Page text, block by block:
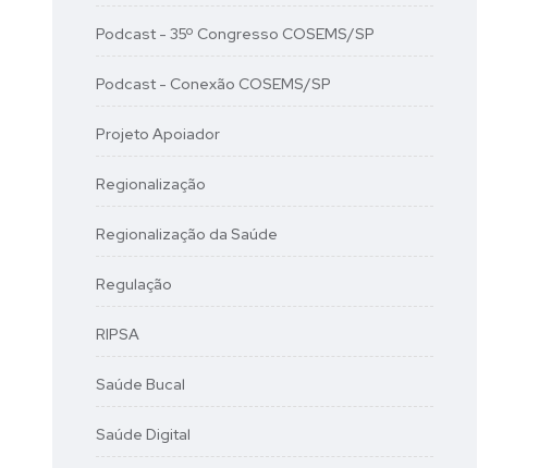
Podcast - 35º Congresso COSEMS/SP
Podcast - Conexão COSEMS/SP
Projeto Apoiador
Regionalização
Regionalização da Saúde
Regulação
RIPSA
Saúde Bucal
Saúde Digital